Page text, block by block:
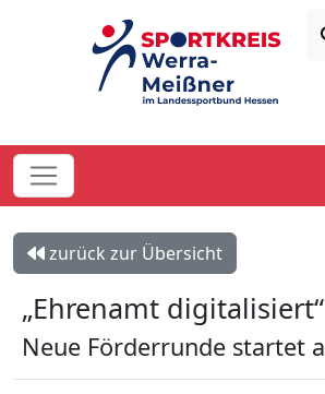
zurück zur Übersicht
„Ehrenamt digitalisiert“
Neue Förderrunde startet